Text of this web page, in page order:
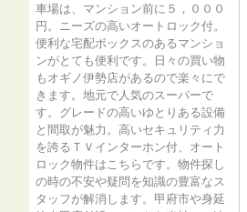
車場は、マンション前に５，０００
円。ニーズの高いオートロック付。
便利な宅配ボックスのあるマンショ
ンがとても便利です。日々の買い物
もオギノ伊勢店があるので楽々にで
きます。地元で人気のスーパーで
す。グレードの高いゆとりある設備
と間取が魅力。高いセキュリティ力
を誇るＴＶインターホン付、オート
ロック物件はこちらです。物件探し
の時の不安や疑問を知識の豊富なス
タッフが解消します。甲府市や身延